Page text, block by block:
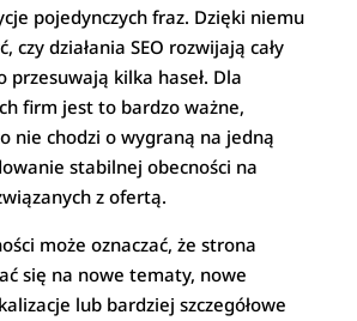
pojedynczych fraz. Dzięki niemu
czy działania SEO rozwijają cały
przesuwają kilka haseł. Dla
firm jest to bardzo ważne,
nie chodzi o wygraną na jedną
stabilnej obecności na
z ofertą.
może oznaczać, że strona
się na nowe tematy, nowe
lub bardziej szczegółowe